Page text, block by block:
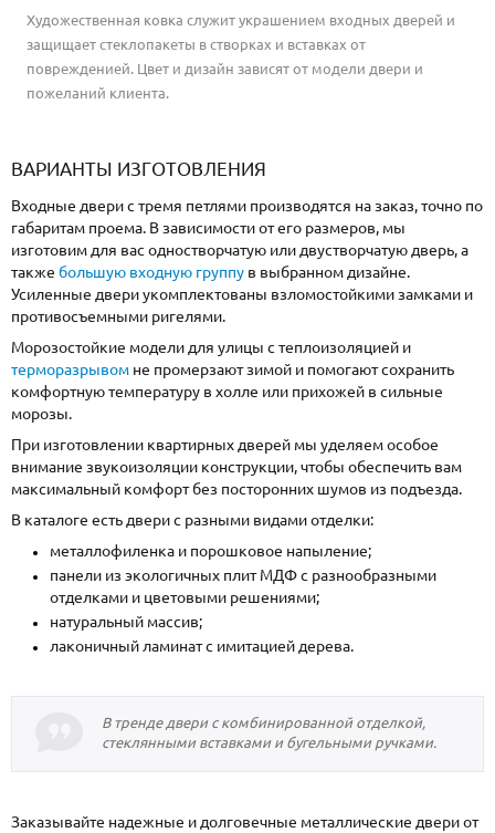
Художественная ковка служит украшением входных дверей и
защищает стеклопакеты в створках и вставках от
поврежденией. Цвет и дизайн зависят от модели двери и
пожеланий клиента.
ВАРИАНТЫ ИЗГОТОВЛЕНИЯ
Входные двери с тремя петлями производятся на заказ, точно по
габаритам проема. В зависимости от его размеров, мы
изготовим для вас одностворчатую или двустворчатую дверь, а
также большую входную группу в выбранном дизайне.
Усиленные двери укомплектованы взломостойкими замками и
противосъемными ригелями.
Морозостойкие модели для улицы с теплоизоляцией и
терморазрывом не промерзают зимой и помогают сохранить
комфортную температуру в холле или прихожей в сильные
морозы.
При изготовлении квартирных дверей мы уделяем особое
внимание звукоизоляции конструкции, чтобы обеспечить вам
максимальный комфорт без посторонних шумов из подъезда.
В каталоге есть двери с разными видами отделки:
металлофиленка и порошковое напыление;
панели из экологичных плит МДФ с разнообразными
отделками и цветовыми решениями;
натуральный массив;
лаконичный ламинат с имитацией дерева.
В тренде двери с комбинированной отделкой,
стеклянными вставками и бугельными ручками.
Заказывайте надежные и долговечные металлические двери от